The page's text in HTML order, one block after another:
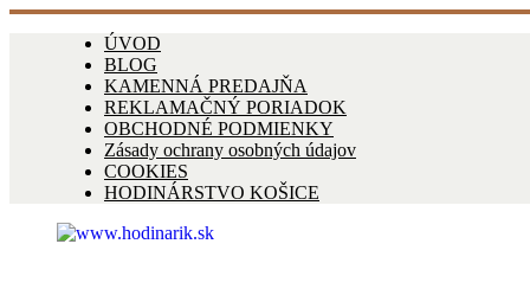
ÚVOD
BLOG
KAMENNÁ PREDAJŇA
REKLAMAČNÝ PORIADOK
OBCHODNÉ PODMIENKY
Zásady ochrany osobných údajov
COOKIES
HODINÁRSTVO KOŠICE